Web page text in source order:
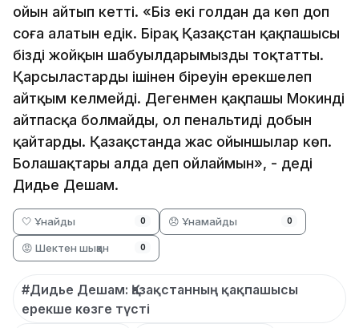
ойын айтып кетті. «Біз екі голдан да көп доп
соға алатын едік. Бірақ Қазақстан қақпашысы
біздің жойқын шабуылдарымызды тоқтатты.
Қарсыластардың ішінен біреуін ерекшелеп
айтқым келмейді. Дегенмен қақпашы Мокинді
айтпасқа болмайды, ол пенальтидің добын
қайтарды. Қазақстанда жас ойыншылар көп.
Болашақтары алда деп ойлаймын», - деді
Дидье Дешам.
🤍 Ұнайды 0 😞 Ұнамайды 0
😡 Шектен шыққан 0
#Дидье Дешам: Қазақстанның қақпашысы
ерекше көзге түсті